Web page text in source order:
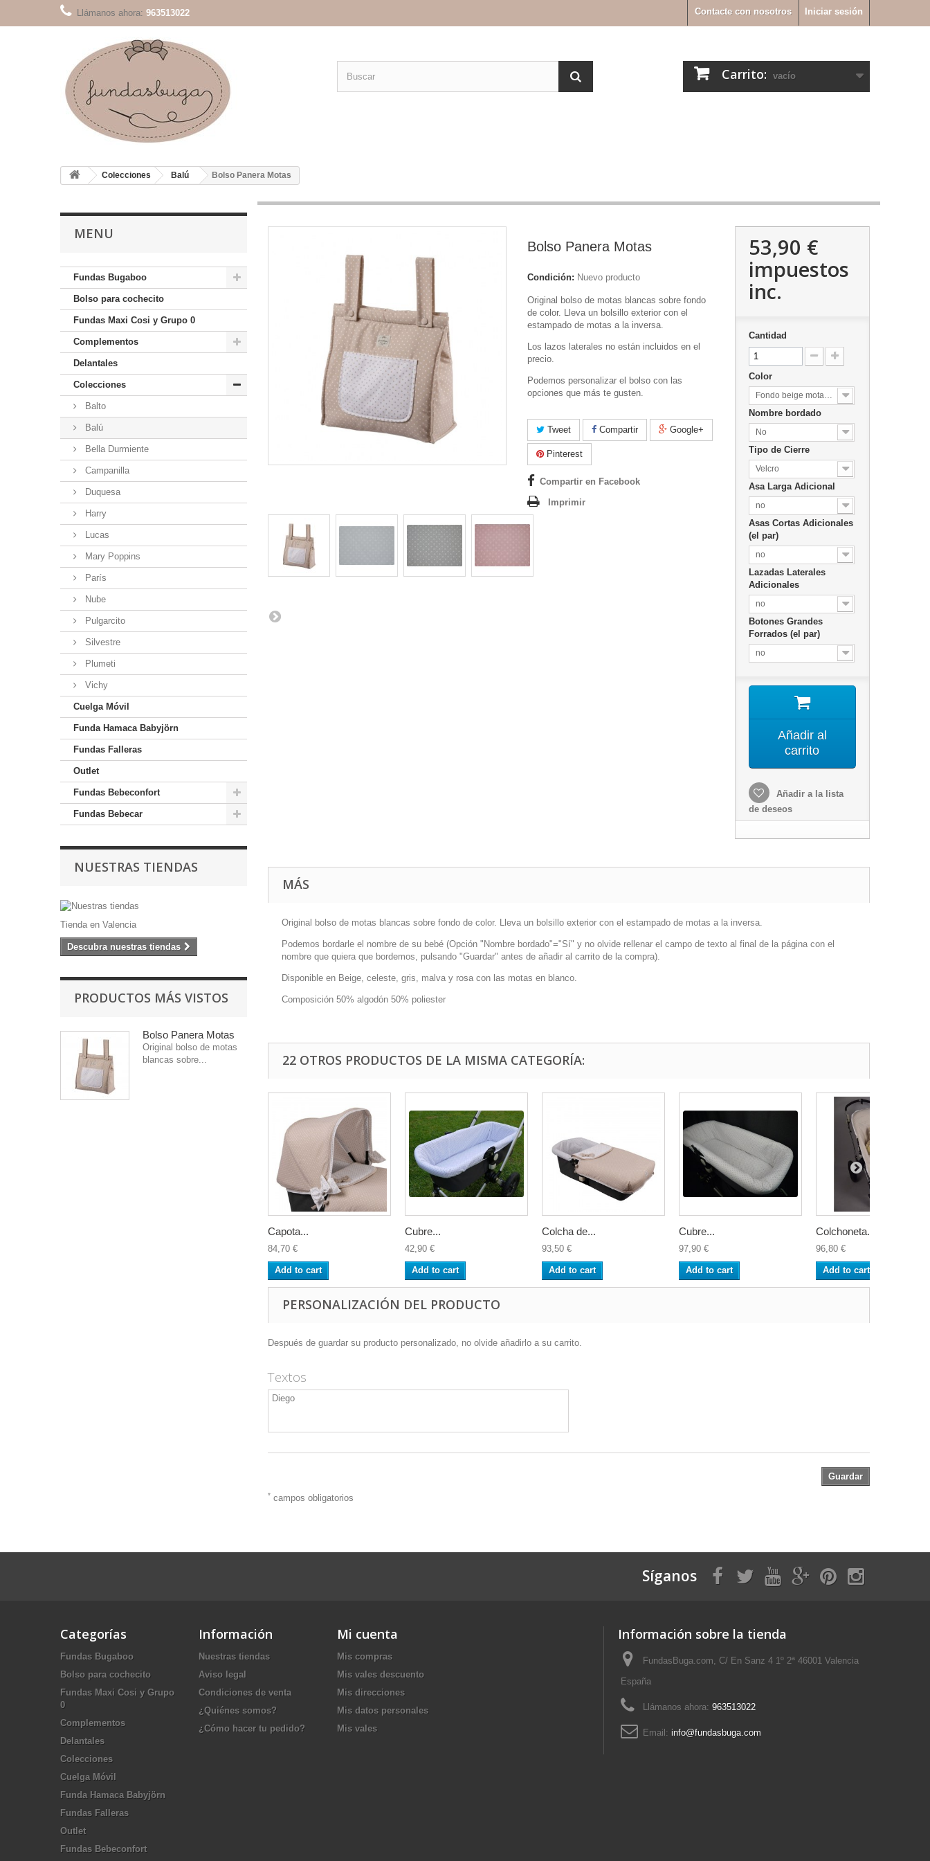
Iniciar sesión
Contacte con nosotros
Llámanos ahora: 963513022
Carrito: vacío
Colecciones Balú Bolso Panera Motas
MENU
Fundas Bugaboo
Bolso para cochecito
Fundas Maxi Cosi y Grupo 0
Complementos
Delantales
Colecciones
Balto
Balú
Bella Durmiente
Campanilla
Duquesa
Harry
Lucas
Mary Poppins
París
Nube
Pulgarcito
Silvestre
Plumeti
Vichy
Cuelga Móvil
Funda Hamaca Babyjörn
Fundas Falleras
Outlet
Fundas Bebeconfort
Fundas Bebecar
NUESTRAS TIENDAS
Tienda en Valencia
Descubra nuestras tiendas
PRODUCTOS MÁS VISTOS
Bolso Panera Motas
Original bolso de motas
blancas sobre...
Bolso Panera Motas
Condición: Nuevo producto
Original bolso de motas blancas sobre fondo
de color. Lleva un bolsillo exterior con el
estampado de motas a la inversa.
Los lazos laterales no están incluidos en el
precio.
Podemos personalizar el bolso con las
opciones que más te gusten.
Tweet Compartir Google+
Pinterest
Compartir en Facebook
Imprimir
53,90 €
impuestos
inc.
Cantidad
Color
Fondo beige mota blanca
Nombre bordado
No
Tipo de Cierre
Velcro
Asa Larga Adicional
no
Asas Cortas Adicionales
(el par)
no
Lazadas Laterales
Adicionales
no
Botones Grandes
Forrados (el par)
no
Añadir al
carrito
Añadir a la lista
de deseos
MÁS
Original bolso de motas blancas sobre fondo de color. Lleva un bolsillo exterior con el estampado de motas a la inversa.
Podemos bordarle el nombre de su bebé (Opción "Nombre bordado"="Sí" y no olvide rellenar el campo de texto al final de la página con el
nombre que quiera que bordemos, pulsando "Guardar" antes de añadir al carrito de la compra).
Disponible en Beige, celeste, gris, malva y rosa con las motas en blanco.
Composición 50% algodón 50% poliester
22 OTROS PRODUCTOS DE LA MISMA CATEGORÍA:
Capota...
84,70 €
Add to cart
Cubre...
42,90 €
Add to cart
Colcha de...
93,50 €
Add to cart
Cubre...
97,90 €
Add to cart
Colchoneta...
96,80 €
Add to cart
PERSONALIZACIÓN DEL PRODUCTO
Después de guardar su producto personalizado, no olvide añadirlo a su carrito.
Textos
Guardar
* campos obligatorios
Síganos
Categorías
Fundas Bugaboo
Bolso para cochecito
Fundas Maxi Cosi y Grupo
0
Complementos
Delantales
Colecciones
Cuelga Móvil
Funda Hamaca Babyjörn
Fundas Falleras
Outlet
Fundas Bebeconfort
Información
Nuestras tiendas
Aviso legal
Condiciones de venta
¿Quiénes somos?
¿Cómo hacer tu pedido?
Mi cuenta
Mis compras
Mis vales descuento
Mis direcciones
Mis datos personales
Mis vales
Información sobre la tienda
FundasBuga.com, C/ En Sanz 4 1º 2ª 46001 Valencia
España
Llámanos ahora: 963513022
Email: info@fundasbuga.com